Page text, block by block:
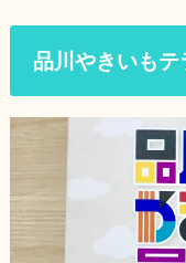
品川やきいも